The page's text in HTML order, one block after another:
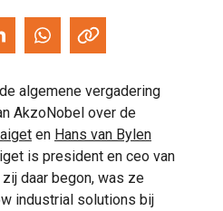
algemene vergadering
AkzoNobel over de
en Hans van Bylen
is president en ceo van
daar begon, was ze
industrial solutions bij